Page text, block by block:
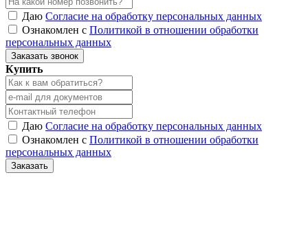
Даю Согласие на обработку персональных данных
Ознакомлен с Политикой в отношении обработки
персональных данных
Заказать звонок
Купить
Даю Согласие на обработку персональных данных
Ознакомлен с Политикой в отношении обработки
персональных данных